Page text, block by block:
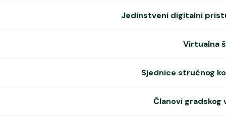
Jedinstveni digitalni
Virtualna
Sjednice stručnog
Članovi gradskog